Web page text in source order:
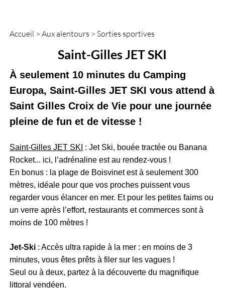
Accueil > Aux alentours > Sorties sportives
Saint-Gilles JET SKI
À seulement 10 minutes du Camping
Europa, Saint-Gilles JET SKI vous attend à
Saint Gilles Croix de Vie pour une journée
pleine de fun et de vitesse !
Saint-Gilles JET SKI : Jet Ski, bouée tractée ou Banana
Rocket... ici, l’adrénaline est au rendez-vous !
En bonus : la plage de Boisvinet est à seulement 300
mètres, idéale pour que vos proches puissent vous
regarder vous élancer en mer. Et pour les petites faims ou
un verre après l’effort, restaurants et commerces sont à
moins de 100 mètres !
Jet-Ski: Accès ultra rapide à la mer : en moins de 3
minutes, vous êtes prêts à filer sur les vagues !
Seul ou à deux, partez à la découverte du magnifique
littoral vendéen.